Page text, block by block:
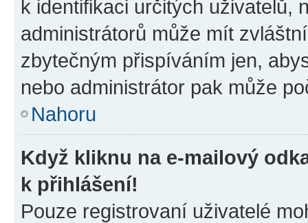
k identifikaci určitých uživatelů,
administrátorů může mít
zbytečným přispíváním jen,
nebo administrátor pak může
Nahoru
Když kliknu na e-mailový
k přihlášení!
Pouze registrovaní uživatelé